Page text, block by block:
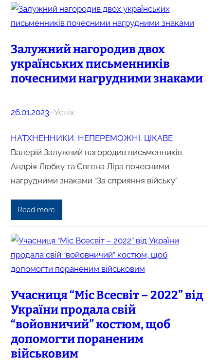
Залужний нагородив двох
українських письменників
почесними нагрудними знаками
26.01.2023–Успіх–
НАТХНЕННИКИ, НЕПЕРЕМОЖНІ, ЦІКАВЕ
Валерій Залужний нагородив письменників
Андрія Любку та Євгена Ліра почесними
нагрудними знаками “За сприяння війську”
Read more
Учасниця “Міс Всесвіт – 2022” від
України продала свій
“войовничий” костюм, щоб
допомогти пораненим
військовим